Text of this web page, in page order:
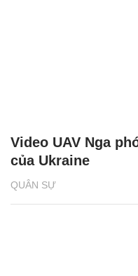
QUÂN SỰ
Video UAV Nga
của Ukraine